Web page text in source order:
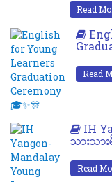
Read
Read
IH
သားသား
Read